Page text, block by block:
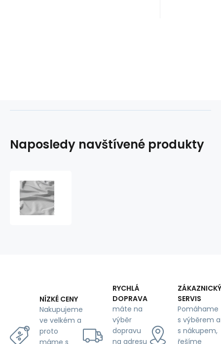
Naposledy navštívené produkty
NÍZKÉ CENY
Nakupujeme
ve velkém a
proto
máme s
RYCHLÁ
DOPRAVA
máte na
výběr
dopravu
na adresu
ZÁKAZNICKÝ
SERVIS
Pomáhame
s výběrem a
s nákupem,
řešíme